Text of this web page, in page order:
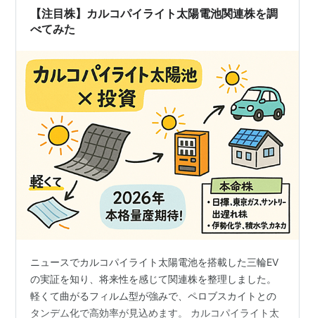
【注目株】カルコパイライト太陽電池関連株を調
べてみた
ニュースでカルコパイライト太陽電池を搭載した三輪EV
の実証を知り、将来性を感じて関連株を整理しました。
軽くて曲がるフィルム型が強みで、ペロブスカイトとの
タンデム化で高効率が見込めます。 カルコパイライト太